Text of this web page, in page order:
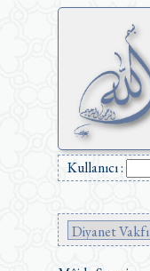
Kullanıcı :